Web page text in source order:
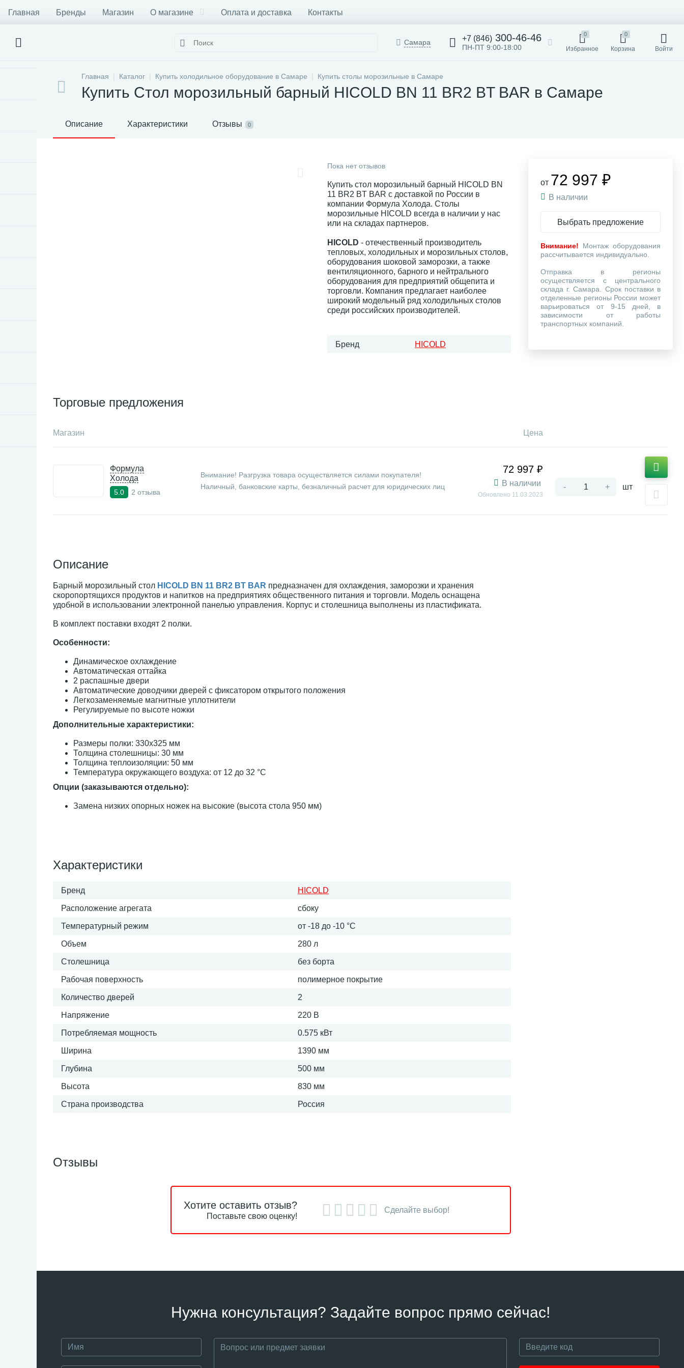
Главная Бренды Магазин О магазине Оплата и доставка Контакты
Самара +7 (846) 300-46-46
ПН-ПТ 9:00-18:00
0
Избранное
0
Корзина Войти
Главная Каталог Купить холодильное оборудование в Самаре Купить столы морозильные в Самаре
Купить Стол морозильный барный HICOLD BN 11 BR2 BT BAR в Самаре
Описание Характеристики Отзывы 0
Пока нет отзывов
Купить стол морозильный барный HICOLD BN
11 BR2 BT BAR с доставкой по России в
компании Формула Холода. Столы
морозильные HICOLD всегда в наличии у нас
или на складах партнеров.
HICOLD - отечественный производитель
тепловых, холодильных и морозильных столов,
оборудования шоковой заморозки, а также
вентиляционного, барного и нейтрального
оборудования для предприятий общепита и
торговли. Компания предлагает наиболее
широкий модельный ряд холодильных столов
среди российских производителей.
Бренд HICOLD
Торговые предложения
Магазин Цена
Формула
Холода
5.0 2 отзыва
Внимание! Разгрузка товара осуществляется силами покупателя!
Наличный, банковские карты, безналичный расчет для юридических лиц
72 997 ₽
В наличии
Обновлено 11.03.2023
- + шт
Описание
Барный морозильный стол HICOLD BN 11 BR2 BT BAR предназначен для охлаждения, заморозки и хранения
скоропортящихся продуктов и напитков на предприятиях общественного питания и торговли. Модель оснащена
удобной в использовании электронной панелью управления. Корпус и столешница выполнены из пластификата.
В комплект поставки входят 2 полки.
Особенности:
Динамическое охлаждение
Автоматическая оттайка
2 распашные двери
Автоматические доводчики дверей с фиксатором открытого положения
Легкозаменяемые магнитные уплотнители
Регулируемые по высоте ножки
Дополнительные характеристики:
Размеры полки: 330х325 мм
Толщина столешницы: 30 мм
Толщина теплоизоляции: 50 мм
Температура окружающего воздуха: от 12 до 32 °C
Опции (заказываются отдельно):
Замена низких опорных ножек на высокие (высота стола 950 мм)
Характеристики
Бренд HICOLD
Расположение агрегата сбоку
Температурный режим от -18 до -10 °С
Объем 280 л
Столешница без борта
Рабочая поверхность полимерное покрытие
Количество дверей 2
Напряжение 220 В
Потребляемая мощность 0.575 кВт
Ширина 1390 мм
Глубина 500 мм
Высота 830 мм
Страна производства Россия
от 72 997 ₽
В наличии
Выбрать предложение
Внимание! Монтаж оборудования
рассчитывается индивидуально.
Отправка в регионы
осуществляется с центрального
склада г. Самара. Срок поставки в
отделенные регионы России может
варьироваться от 9-15 дней, в
зависимости от работы
транспортных компаний.
Отзывы
Хотите оставить отзыв?
Поставьте свою оценку!
Сделайте выбор!
Нужна консультация? Задайте вопрос прямо сейчас!